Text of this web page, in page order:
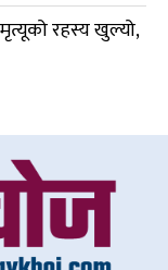
रहस्य खुल्यो,